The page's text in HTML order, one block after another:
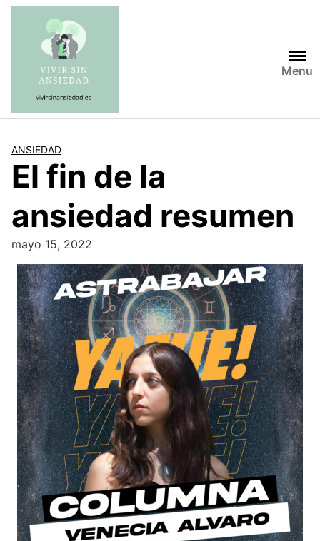
Saltar
contenido
Menu
ANSIEDAD
El fin de la
ansiedad resumen
mayo 15, 2022